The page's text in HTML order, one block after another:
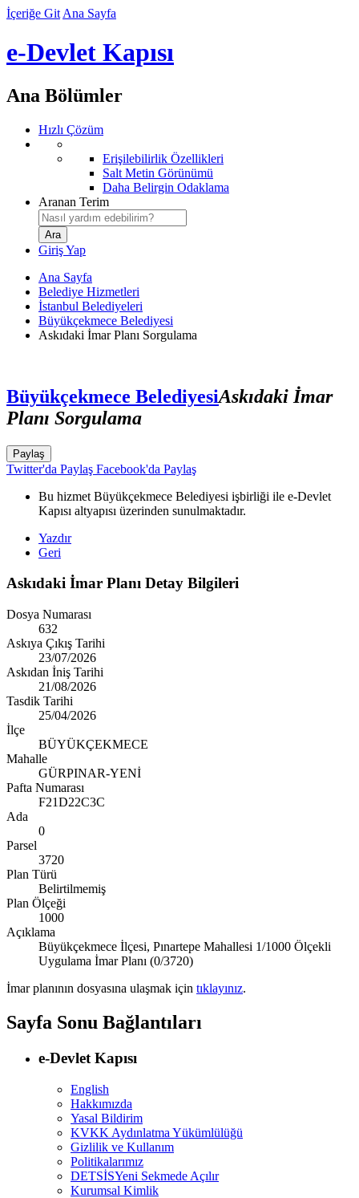
İçeriğe Git Ana Sayfa
e-Devlet Kapısı
Ana Bölümler
Hızlı Çözüm
Erişilebilirlik Özellikleri
Salt Metin Görünümü
Daha Belirgin Odaklama
Aranan Terim
Giriş Yap
Ana Sayfa
Belediye Hizmetleri
İstanbul Belediyeleri
Büyükçekmece Belediyesi
Askıdaki İmar Planı Sorgulama
Büyükçekmece BelediyesiAskıdaki İmar
Planı Sorgulama
Paylaş
Twitter'da Paylaş Facebook'da Paylaş
Bu hizmet Büyükçekmece Belediyesi işbirliği ile e-Devlet
Kapısı altyapısı üzerinden sunulmaktadır.
Yazdır
Geri
Askıdaki İmar Planı Detay Bilgileri
Dosya Numarası
632
Askıya Çıkış Tarihi
23/07/2026
Askıdan İniş Tarihi
21/08/2026
Tasdik Tarihi
25/04/2026
İlçe
BÜYÜKÇEKMECE
Mahalle
GÜRPINAR-YENİ
Pafta Numarası
F21D22C3C
Ada
0
Parsel
3720
Plan Türü
Belirtilmemiş
Plan Ölçeği
1000
Açıklama
Büyükçekmece İlçesi, Pınartepe Mahallesi 1/1000 Ölçekli
Uygulama İmar Planı (0/3720)
İmar planının dosyasına ulaşmak için tıklayınız.
Sayfa Sonu Bağlantıları
e-Devlet Kapısı
English
Hakkımızda
Yasal Bildirim
KVKK Aydınlatma Yükümlülüğü
Gizlilik ve Kullanım
Politikalarımız
DETSİSYeni Sekmede Açılır
Kurumsal Kimlik